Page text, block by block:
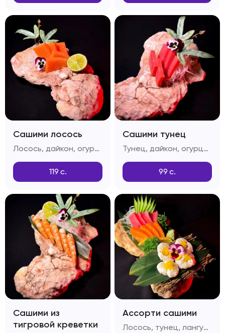
Сашими лосось
Лосось, дайкон, огурцы, лимон
119 с.
Сашими тунец
Тунец, дайкон, огурцы, лимон
99 с.
Сашими из
тигровой креветки
Ассорти сашими
Лосось, тунец, лангустин, огурец, лимон, дайкон